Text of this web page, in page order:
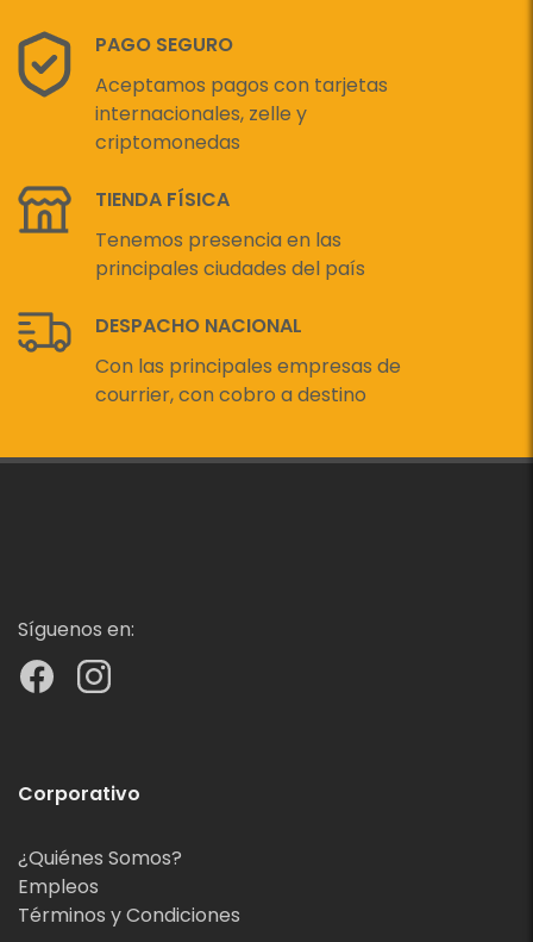
PAGO SEGURO
Aceptamos pagos con tarjetas
internacionales, zelle y
criptomonedas
TIENDA FÍSICA
Tenemos presencia en las
principales ciudades del país
DESPACHO NACIONAL
Con las principales empresas de
courrier, con cobro a destino
Síguenos en:
Corporativo
¿Quiénes Somos?
Empleos
Términos y Condiciones